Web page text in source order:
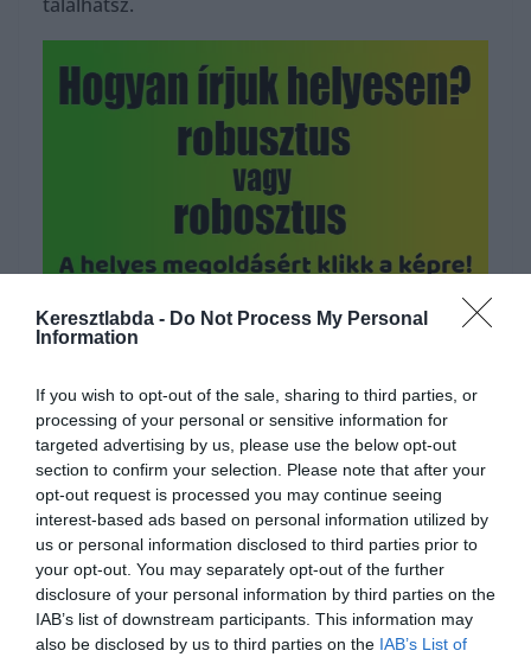
Keresztlabda - Do Not Process My Personal
Information
If you wish to opt-out of the sale, sharing to third parties, or
processing of your personal or sensitive information for
targeted advertising by us, please use the below opt-out
section to confirm your selection. Please note that after your
opt-out request is processed you may continue seeing
interest-based ads based on personal information utilized by
us or personal information disclosed to third parties prior to
your opt-out. You may separately opt-out of the further
disclosure of your personal information by third parties on the
IAB’s list of downstream participants. This information may
also be disclosed by us to third parties on the IAB’s List of
Hirdetés